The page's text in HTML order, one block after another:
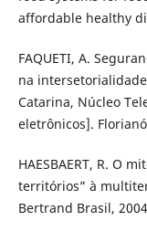
affordable healthy
FAQUETI, A.
na
Catarina, Núcleo
eletrônicos].
HAESBAERT, R. O
territórios” à
Bertrand Brasil,